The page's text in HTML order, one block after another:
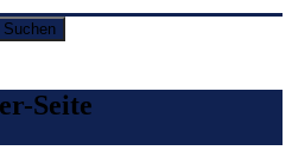
Suchen
Seite